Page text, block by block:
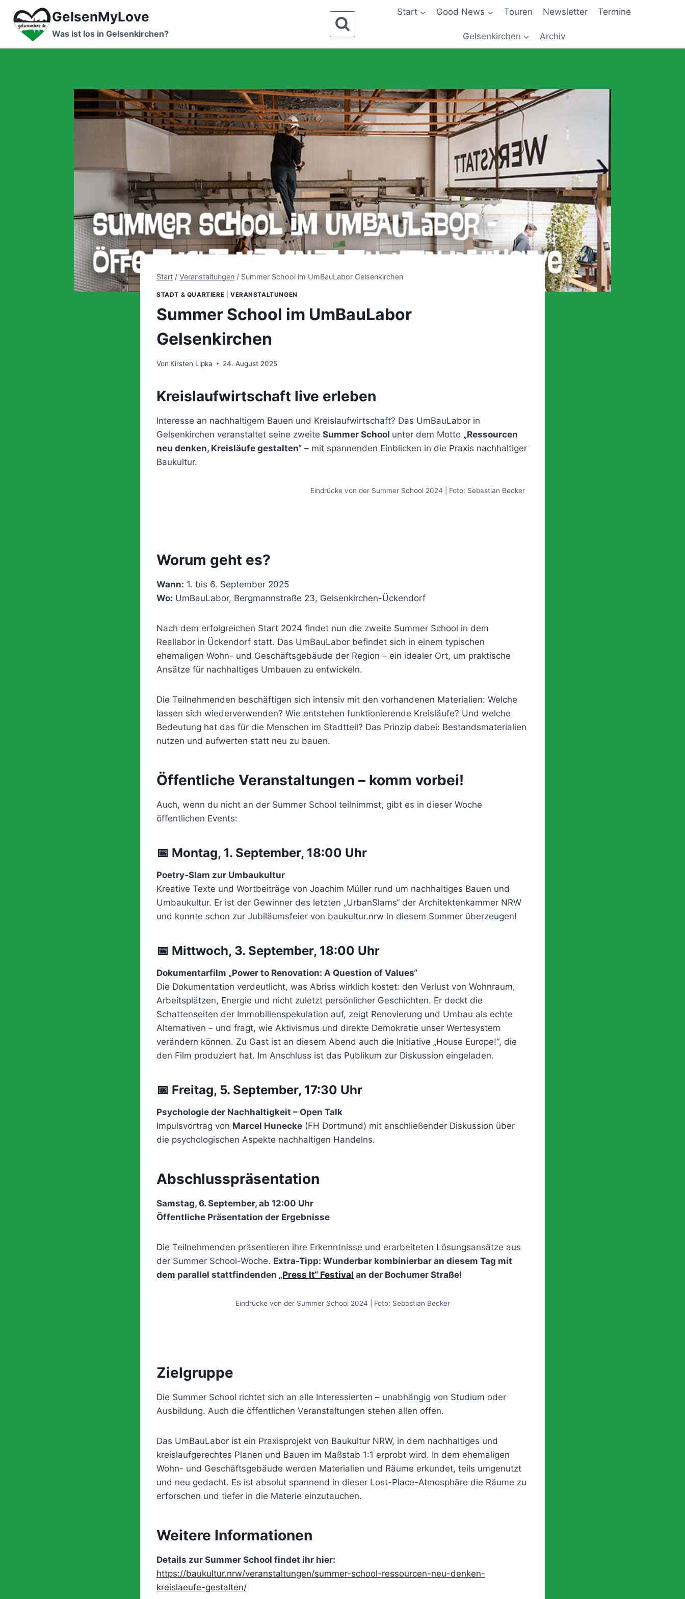
Inhalt
springen
GelsenMyLove
Was ist los in Gelsenkirchen?
Start Good News Touren Newsletter Termine
Gelsenkirchen Archiv
Start / Veranstaltungen / Summer School im UmBauLabor Gelsenkirchen
STADT & QUARTIERE VERANSTALTUNGEN
Summer School im UmBauLabor
Gelsenkirchen
Von Kirsten Lipka 24. August 2025
Kreislaufwirtschaft live erleben
Interesse an nachhaltigem Bauen und Kreislaufwirtschaft? Das UmBauLabor in
Gelsenkirchen veranstaltet seine zweite Summer School unter dem Motto „Ressourcen
neu denken, Kreisläufe gestalten“ – mit spannenden Einblicken in die Praxis nachhaltiger
Baukultur.
Eindrücke von der Summer School 2024 | Foto: Sebastian Becker
Worum geht es?
Wann: 1. bis 6. September 2025
Wo: UmBauLabor, Bergmannstraße 23, Gelsenkirchen-Ückendorf
Nach dem erfolgreichen Start 2024 findet nun die zweite Summer School in dem
Reallabor in Ückendorf statt. Das UmBauLabor befindet sich in einem typischen
ehemaligen Wohn- und Geschäftsgebäude der Region – ein idealer Ort, um praktische
Ansätze für nachhaltiges Umbauen zu entwickeln.
Die Teilnehmenden beschäftigen sich intensiv mit den vorhandenen Materialien: Welche
lassen sich wiederverwenden? Wie entstehen funktionierende Kreisläufe? Und welche
Bedeutung hat das für die Menschen im Stadtteil? Das Prinzip dabei: Bestandsmaterialien
nutzen und aufwerten statt neu zu bauen.
Öffentliche Veranstaltungen – komm vorbei!
Auch, wenn du nicht an der Summer School teilnimmst, gibt es in dieser Woche
öffentlichen Events:
📅 Montag, 1. September, 18:00 Uhr
Poetry-Slam zur Umbaukultur
Kreative Texte und Wortbeiträge von Joachim Müller rund um nachhaltiges Bauen und
Umbaukultur. Er ist der Gewinner des letzten „UrbanSlams“ der Architektenkammer NRW
und konnte schon zur Jubiläumsfeier von baukultur.nrw in diesem Sommer überzeugen!
📅 Mittwoch, 3. September, 18:00 Uhr
Dokumentarfilm „Power to Renovation: A Question of Values“
Die Dokumentation verdeutlicht, was Abriss wirklich kostet: den Verlust von Wohnraum,
Arbeitsplätzen, Energie und nicht zuletzt persönlicher Geschichten. Er deckt die
Schattenseiten der Immobilienspekulation auf, zeigt Renovierung und Umbau als echte
Alternativen – und fragt, wie Aktivismus und direkte Demokratie unser Wertesystem
verändern können. Zu Gast ist an diesem Abend auch die Initiative „House Europe!“, die
den Film produziert hat. Im Anschluss ist das Publikum zur Diskussion eingeladen.
📅 Freitag, 5. September, 17:30 Uhr
Psychologie der Nachhaltigkeit – Open Talk
Impulsvortrag von Marcel Hunecke (FH Dortmund) mit anschließender Diskussion über
die psychologischen Aspekte nachhaltigen Handelns.
Abschlusspräsentation
Samstag, 6. September, ab 12:00 Uhr
Öffentliche Präsentation der Ergebnisse
Die Teilnehmenden präsentieren ihre Erkenntnisse und erarbeiteten Lösungsansätze aus
der Summer School-Woche. Extra-Tipp: Wunderbar kombinierbar an diesem Tag mit
dem parallel stattfindenden „Press It“ Festival an der Bochumer Straße!
Eindrücke von der Summer School 2024 | Foto: Sebastian Becker
Zielgruppe
Die Summer School richtet sich an alle Interessierten – unabhängig von Studium oder
Ausbildung. Auch die öffentlichen Veranstaltungen stehen allen offen.
Das UmBauLabor ist ein Praxisprojekt von Baukultur NRW, in dem nachhaltiges und
kreislaufgerechtes Planen und Bauen im Maßstab 1:1 erprobt wird. In dem ehemaligen
Wohn- und Geschäftsgebäude werden Materialien und Räume erkundet, teils umgenutzt
und neu gedacht. Es ist absolut spannend in dieser Lost-Place-Atmosphäre die Räume zu
erforschen und tiefer in die Materie einzutauchen.
Weitere Informationen
Details zur Summer School findet ihr hier:
https://baukultur.nrw/veranstaltungen/summer-school-ressourcen-neu-denken-
kreislaeufe-gestalten/